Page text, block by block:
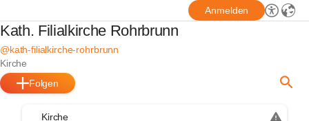
Anmelden
Kath. Filialkirche Rohrbrunn
@kath-filialkirche-rohrbrunn
Kirche
Folgen
Kirche